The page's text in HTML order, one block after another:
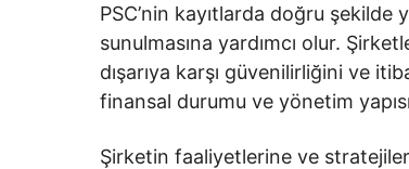
PSC’nin kayıtlarda doğru şekilde
sunulmasına yardımcı olur.
dışarıya karşı güvenilirliğini ve
finansal durumu ve yönetim
Şirketin faaliyetlerine ve